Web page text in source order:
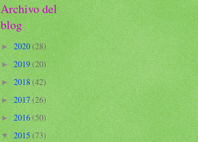
Archivo del
blog
►2020(28)
►2019(20)
►2018(42)
►2017(26)
►2016(50)
▼2015(73)